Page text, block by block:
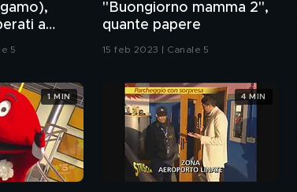
a
5
"Buongiorno mamma 2",
quante papere
15 feb 2023 | Canale 5
1 MIN 4 MIN